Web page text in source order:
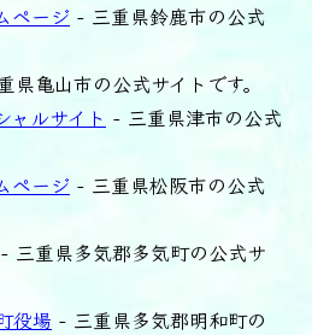
ページ - 三重県鈴鹿市の公式
県亀山市の公式サイトです。
ャルサイト - 三重県津市の公式
ページ - 三重県松阪市の公式
- 三重県多気郡多気町の公式サ
役場 - 三重県多気郡明和町の